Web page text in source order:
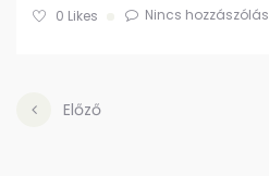
0 Likes Nincs hozzászólás
Előző